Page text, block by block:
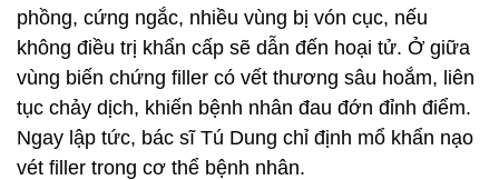
phồng, cứng ngắc, nhiều vùng bị vón cục, nếu
không điều trị khẩn cấp sẽ dẫn đến hoại tử. Ở giữa
vùng biến chứng filler có vết thương sâu hoắm, liên
tục chảy dịch, khiến bệnh nhân đau đớn đỉnh điểm.
Ngay lập tức, bác sĩ Tú Dung chỉ định mổ khẩn nạo
vét filler trong cơ thể bệnh nhân.